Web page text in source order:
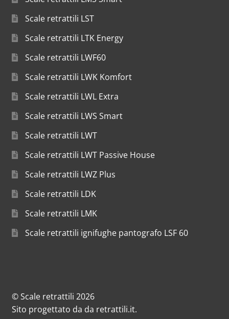
Scale retrattili LST
Scale retrattili LTK Energy
Scale retrattili LWF60
Scale retrattili LWK Komfort
Scale retrattili LWL Extra
Scale retrattili LWS Smart
Scale retrattili LWT
Scale retrattili LWT Passive House
Scale retrattili LWZ Plus
Scale retrattili LDK
Scale retrattili LMK
Scale retrattili ignifughe pantografo LSF 60
© Scale retrattili 2026
Sito progettato da da retrattili.it.